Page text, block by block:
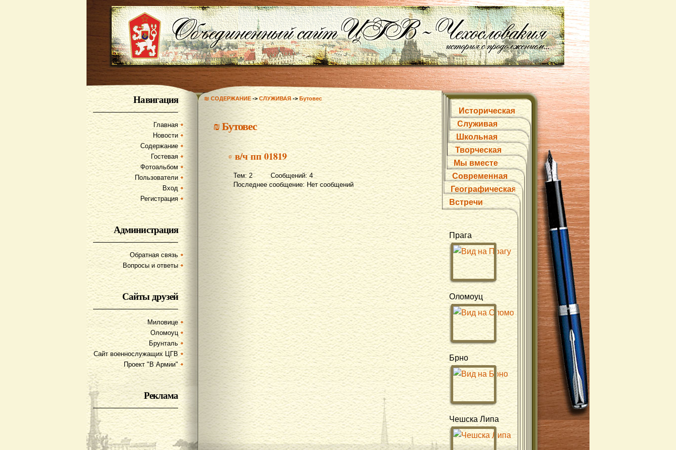
Навигация
Главная
Новости
Содержание
Гостевая
Фотоальбом
Пользователи
Вход
Регистрация
Администрация
Обратная связь
Вопросы и ответы
Сайты друзей
Миловице
Оломоуц
Брунталь
Сайт военнослужащих ЦГВ
Проект "В Армии"
Реклама
₪ СОДЕРЖАНИЕ -> СЛУЖИВАЯ -> Бутовес
₪Бутовес
▫ в/ч пп 01819
Тем: 2 Сообщений: 4
Последнее сообщение: Нет сообщений
Историческая
Служивая
Школьная
Творческая
Мы вместе
Современная
Географическая
Встречи
Прага
Оломоуц
Брно
Чешска Липа